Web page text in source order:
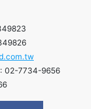
: 02-7734-9656